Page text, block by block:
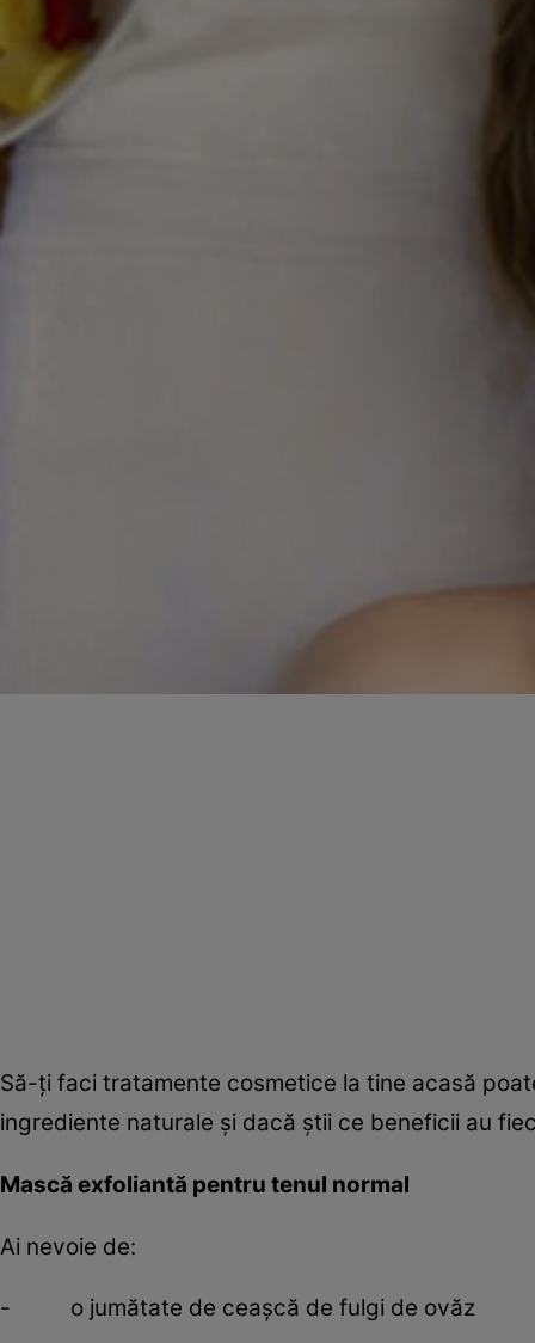
Să-ţi faci tratamente cosmetice la tine acasă
ingrediente naturale şi dacă ştii ce beneficii au
Mască exfoliantă pentru tenul normal
Ai nevoie de:
- o jumătate de ceaşcă de fulgi de ovăz